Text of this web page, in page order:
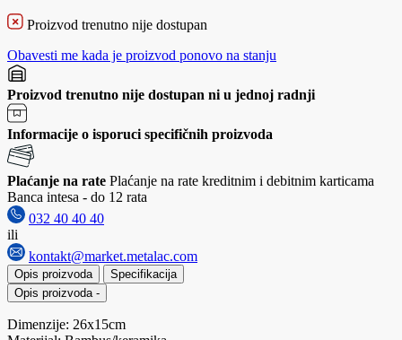
Proizvod trenutno nije dostupan
Obavesti me kada je proizvod ponovo na stanju
Proizvod trenutno nije dostupan ni u jednoj radnji
Informacije o isporuci specifičnih proizvoda
Plaćanje na rate Plaćanje na rate kreditnim i debitnim karticama
Banca intesa - do 12 rata
032 40 40 40
ili
kontakt@market.metalac.com
Opis proizvoda
Specifikacija
Opis proizvoda -
Dimenzije: 26x15cm